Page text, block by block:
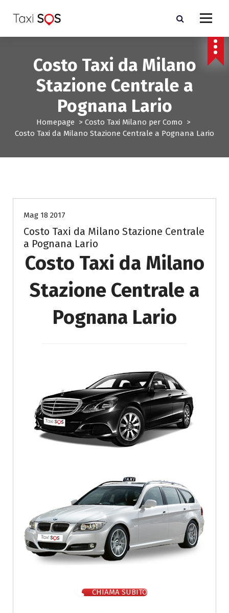
a
Costo Taxi da Milano
Stazione Centrale a
Pognana Lario
Homepage > Costo Taxi Milano per Como >
Costo Taxi da Milano Stazione Centrale a Pognana Lario
Mag 18 2017
Costo Taxi da Milano Stazione Centrale
a Pognana Lario
Costo Taxi da Milano
Stazione Centrale a
Pognana Lario
CHIAMA SUBITO